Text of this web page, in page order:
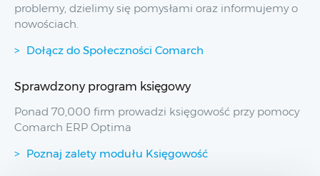
problemy, dzielimy się pomysłami oraz informujemy o
nowościach.
Dołącz do Społeczności Comarch
Sprawdzony program księgowy
Ponad 70,000 firm prowadzi księgowość przy pomocy
Comarch ERP Optima
Poznaj zalety modułu Księgowość